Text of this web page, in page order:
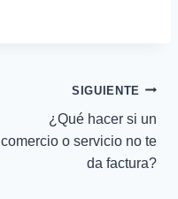
SIGUIENTE
¿Qué hacer si un
comercio o servicio no te
da factura?